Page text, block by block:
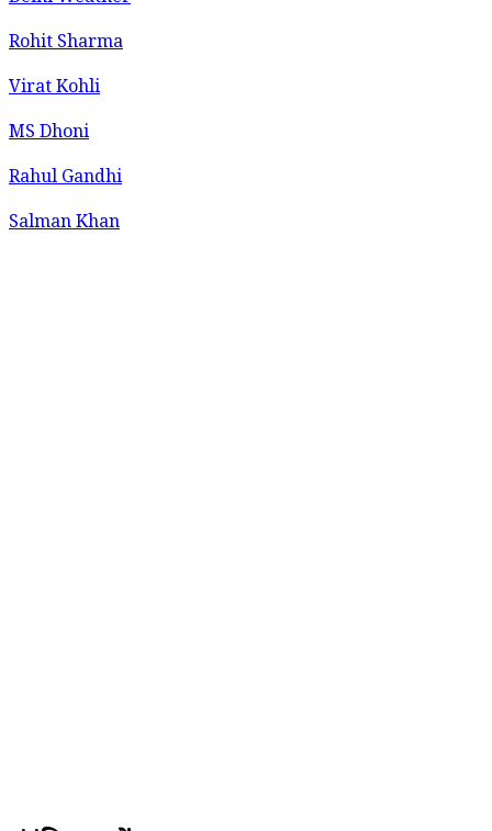
Rohit Sharma
Virat Kohli
MS Dhoni
Rahul Gandhi
Salman Khan